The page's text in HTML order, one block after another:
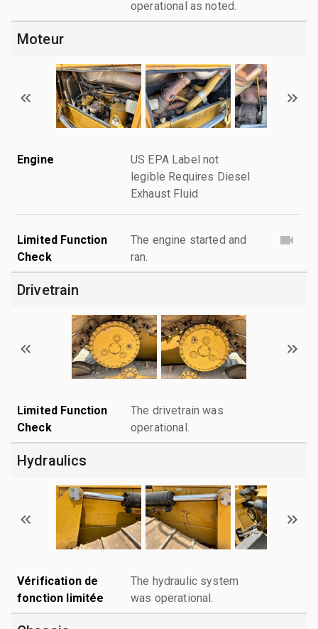
operational as noted.
Moteur
Engine
US EPA Label not
legible Requires Diesel
Exhaust Fluid
Limited Function
Check
The engine started and
ran.
Drivetrain
Limited Function
Check
The drivetrain was
operational.
Hydraulics
Vérification de
fonction limitée
The hydraulic system
was operational.